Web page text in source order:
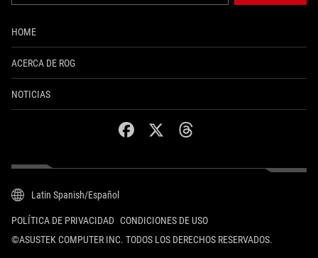
HOME
ACERCA DE ROG
NOTICIAS
facebooktwitterthreads
Latin Spanish/Español
POLÍTICA DE PRIVACIDAD CONDICIONES DE USO
©ASUSTEK COMPUTER INC. TODOS LOS DERECHOS RESERVADOS.